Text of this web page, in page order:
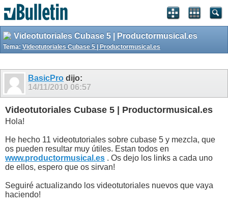
Videotutoriales Cubase 5 | Productormusical.es
Tema: Videotutoriales Cubase 5 | Productormusical.es
BasicPro dijo:
14/11/2010 06:57
Videotutoriales Cubase 5 | Productormusical.es
Hola!
He hecho 11 videotutoriales sobre cubase 5 y mezcla, que
os pueden resultar muy útiles. Estan todos en
www.productormusical.es . Os dejo los links a cada uno
de ellos, espero que os sirvan!
Seguiré actualizando los videotutoriales nuevos que vaya
haciendo!